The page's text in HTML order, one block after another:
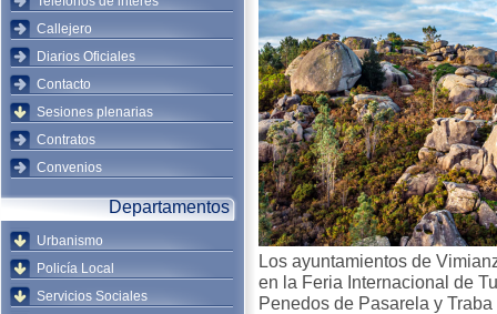
Callejero
Diarios Oficiales
Contacto
Sesiones plenarias
Contratos
Convenios
Departamentos
Urbanismo
Policía Local
Servicios Sociales
Los ayuntamientos de
en la Feria Internacional de
Penedos de Pasarela y